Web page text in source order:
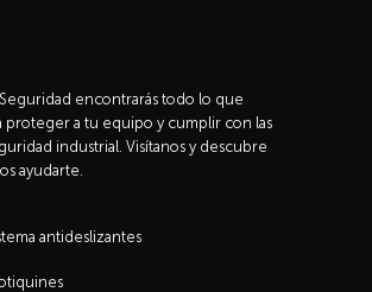
encontrarás todo lo que
proteger a tu equipo y cumplir con las
industrial. Visítanos y descubre
ayudarte.
antideslizantes